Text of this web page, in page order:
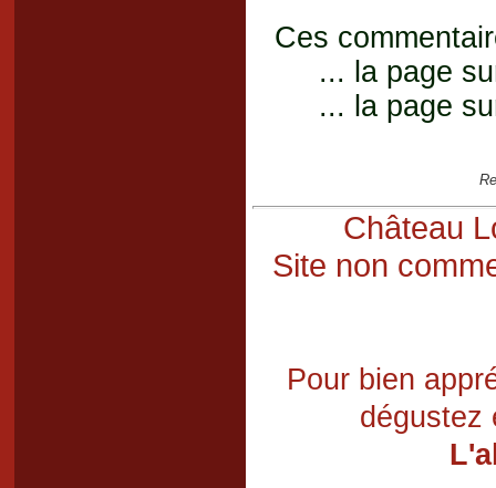
Ces
... la page
... la page
Château
Site non
Pour bien
dégustez